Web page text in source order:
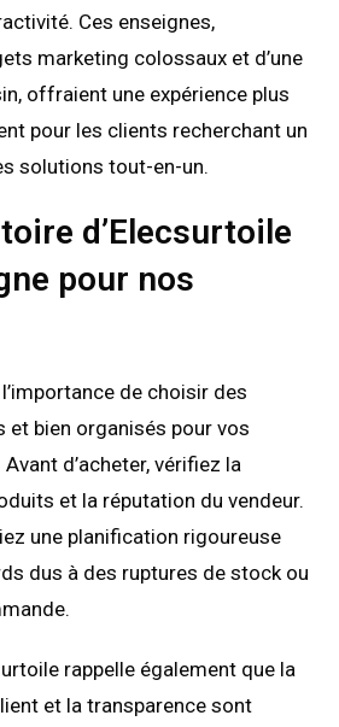
Ces enseignes,
marketing colossaux et d’une
offraient une expérience plus
pour les clients recherchant un
solutions tout-en-un.
d’Elecsurtoile
pour nos
de choisir des
bien organisés pour vos
d’acheter, vérifiez la
et la réputation du vendeur.
une planification rigoureuse
dus à des ruptures de stock ou
rappelle également que la
et la transparence sont